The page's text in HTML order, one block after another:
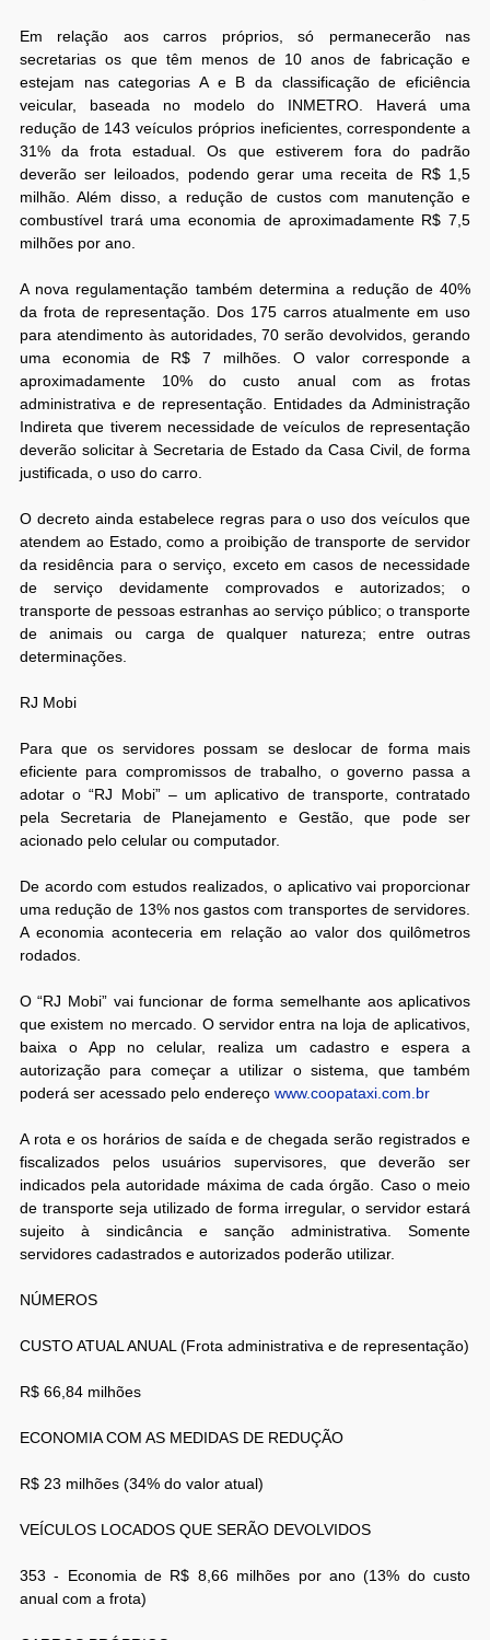
Em relação aos carros próprios, só permanecerão nas
secretarias os que têm menos de 10 anos de fabricação e
estejam nas categorias A e B da classificação de eficiência
veicular, baseada no modelo do INMETRO. Haverá uma
redução de 143 veículos próprios ineficientes, correspondente a
31% da frota estadual. Os que estiverem fora do padrão
deverão ser leiloados, podendo gerar uma receita de R$ 1,5
milhão. Além disso, a redução de custos com manutenção e
combustível trará uma economia de aproximadamente R$ 7,5
milhões por ano.
A nova regulamentação também determina a redução de 40%
da frota de representação. Dos 175 carros atualmente em uso
para atendimento às autoridades, 70 serão devolvidos, gerando
uma economia de R$ 7 milhões. O valor corresponde a
aproximadamente 10% do custo anual com as frotas
administrativa e de representação. Entidades da Administração
Indireta que tiverem necessidade de veículos de representação
deverão solicitar à Secretaria de Estado da Casa Civil, de forma
justificada, o uso do carro.
O decreto ainda estabelece regras para o uso dos veículos que
atendem ao Estado, como a proibição de transporte de servidor
da residência para o serviço, exceto em casos de necessidade
de serviço devidamente comprovados e autorizados; o
transporte de pessoas estranhas ao serviço público; o transporte
de animais ou carga de qualquer natureza; entre outras
determinações.
RJ Mobi
Para que os servidores possam se deslocar de forma mais
eficiente para compromissos de trabalho, o governo passa a
adotar o “RJ Mobi” – um aplicativo de transporte, contratado
pela Secretaria de Planejamento e Gestão, que pode ser
acionado pelo celular ou computador.
De acordo com estudos realizados, o aplicativo vai proporcionar
uma redução de 13% nos gastos com transportes de servidores.
A economia aconteceria em relação ao valor dos quilômetros
rodados.
O “RJ Mobi” vai funcionar de forma semelhante aos aplicativos
que existem no mercado. O servidor entra na loja de aplicativos,
baixa o App no celular, realiza um cadastro e espera a
autorização para começar a utilizar o sistema, que também
poderá ser acessado pelo endereço www.coopataxi.com.br
A rota e os horários de saída e de chegada serão registrados e
fiscalizados pelos usuários supervisores, que deverão ser
indicados pela autoridade máxima de cada órgão. Caso o meio
de transporte seja utilizado de forma irregular, o servidor estará
sujeito à sindicância e sanção administrativa. Somente
servidores cadastrados e autorizados poderão utilizar.
NÚMEROS
CUSTO ATUAL ANUAL (Frota administrativa e de representação)
R$ 66,84 milhões
ECONOMIA COM AS MEDIDAS DE REDUÇÃO
R$ 23 milhões (34% do valor atual)
VEÍCULOS LOCADOS QUE SERÃO DEVOLVIDOS
353 - Economia de R$ 8,66 milhões por ano (13% do custo
anual com a frota)